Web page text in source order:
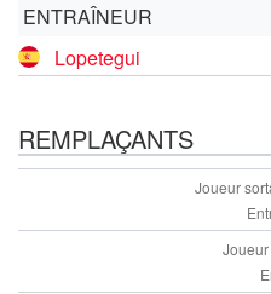
ENTRAÎNEUR
Lopetegui
REMPLAÇANTS
Joueur